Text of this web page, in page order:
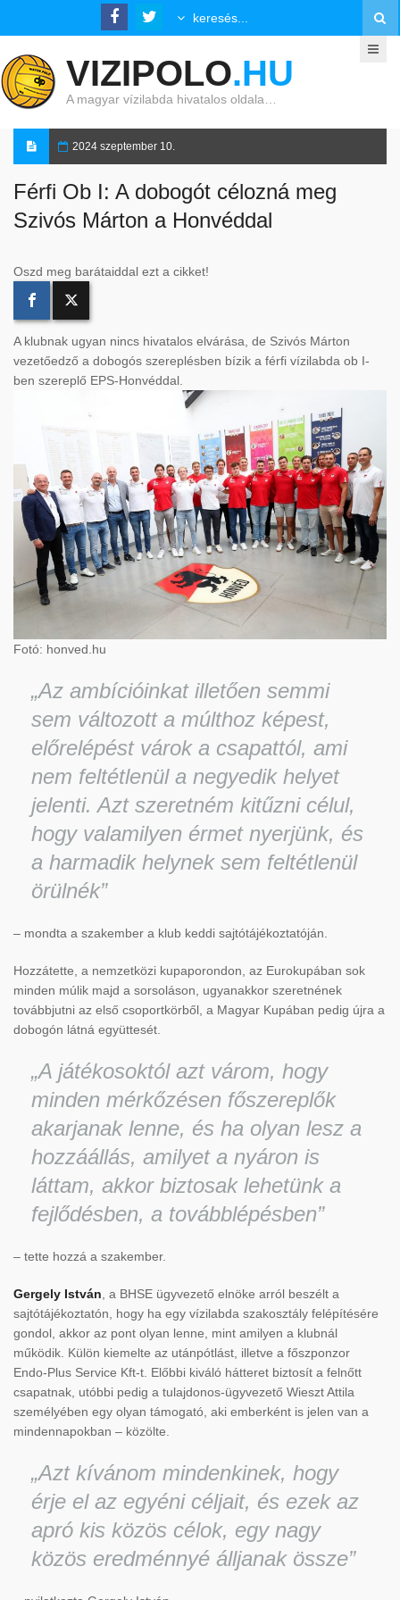
VIZIPOLO.HU
A magyar vízilabda hivatalos oldala…
2024 szeptember 10.
Férfi Ob I: A dobogót célozná meg
Szivós Márton a Honvéddal
Oszd meg barátaiddal ezt a cikket!
A klubnak ugyan nincs hivatalos elvárása, de Szivós Márton
vezetőedző a dobogós szereplésben bízik a férfi vízilabda ob I-
ben szereplő EPS-Honvéddal.
Fotó: honved.hu
„Az ambícióinkat illetően semmi
sem változott a múlthoz képest,
előrelépést várok a csapattól, ami
nem feltétlenül a negyedik helyet
jelenti. Azt szeretném kitűzni célul,
hogy valamilyen érmet nyerjünk, és
a harmadik helynek sem feltétlenül
örülnék”
– mondta a szakember a klub keddi sajtótájékoztatóján.
Hozzátette, a nemzetközi kupaporondon, az Eurokupában sok
minden múlik majd a sorsoláson, ugyanakkor szeretnének
továbbjutni az első csoportkörből, a Magyar Kupában pedig újra a
dobogón látná együttesét.
„A játékosoktól azt várom, hogy
minden mérkőzésen főszereplők
akarjanak lenne, és ha olyan lesz a
hozzáállás, amilyet a nyáron is
láttam, akkor biztosak lehetünk a
fejlődésben, a továbblépésben”
– tette hozzá a szakember.
Gergely István , a BHSE ügyvezető elnöke arról beszélt a
sajtótájékoztatón, hogy ha egy vízilabda szakosztály felépítésére
gondol, akkor az pont olyan lenne, mint amilyen a klubnál
működik. Külön kiemelte az utánpótlást, illetve a főszponzor
Endo-Plus Service Kft-t. Előbbi kiváló hátteret biztosít a felnőtt
csapatnak, utóbbi pedig a tulajdonos-ügyvezető Wieszt Attila
személyében egy olyan támogató, aki emberként is jelen van a
mindennapokban – közölte.
„Azt kívánom mindenkinek, hogy
érje el az egyéni céljait, és ezek az
apró kis közös célok, egy nagy
közös eredménnyé álljanak össze”